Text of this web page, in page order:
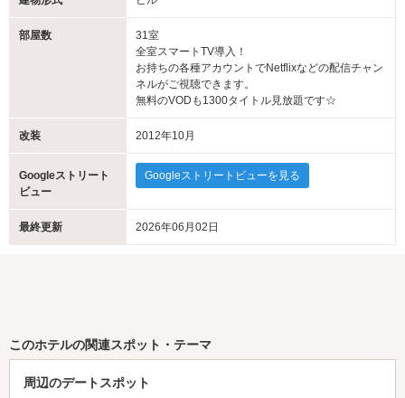
新サービス導入！！
平日深夜23時～宿泊9990円均一！
部屋数
31室
全室スマートTV導入！
お持ちの各種アカウントでNetflixなどの配信チャン
ネルがご視聴できます。
無料のVODも1300タイトル見放題です☆
改装 2012年10月
Googleストリート
ビュー
Googleストリートビューを見る
最終更新 2026年06月02日
このホテルの関連スポット・テーマ
周辺のデートスポット